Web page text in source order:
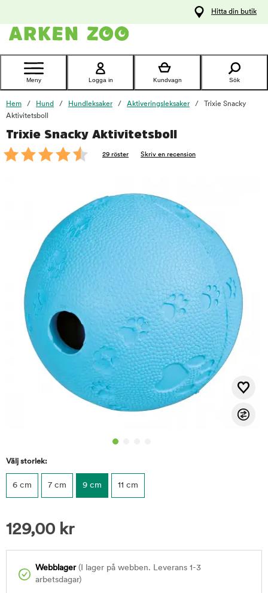
Kontakta
Hitta din butik
Meny Logga in Kundvagn Sök
Hem Hund Hundleksaker Aktiveringsleksaker
Trixie Snacky
Aktivitetsboll
Trixie Snacky Aktivitetsboll
29 röster Skriv en recension
Välj storlek:
6 cm 7 cm 9 cm 11 cm
129,00 kr
Webblager(I lager på webben. Leverans 1-3
arbetsdagar)
foo